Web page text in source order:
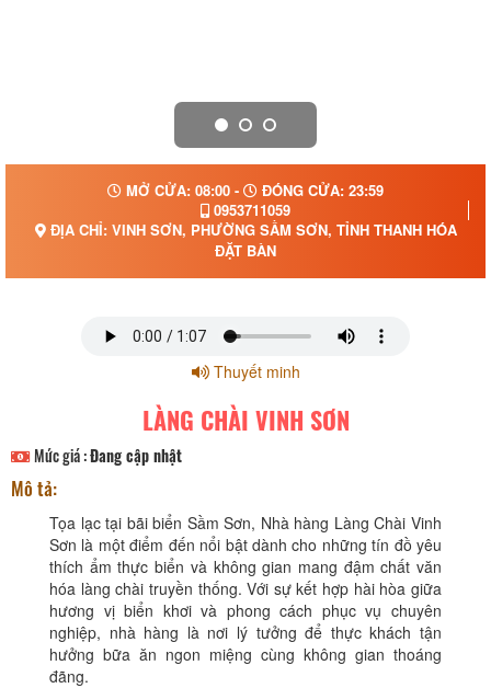
MỞ CỬA: 08:00 -
ĐÓNG CỬA: 23:59
0953711059
ĐỊA CHỈ: VINH SƠN, PHƯỜNG SẦM SƠN, TỈNH THANH HÓA
ĐẶT BÀN
Thuyết minh
LÀNG CHÀI VINH SƠN
Mức giá :Đang cập nhật
Mô tả:
Tọa lạc tại bãi biển Sầm Sơn, Nhà hàng Làng Chài Vinh
Sơn là một điểm đến nổi bật dành cho những tín đồ yêu
thích ẩm thực biển và không gian mang đậm chất văn
hóa làng chài truyền thống. Với sự kết hợp hài hòa giữa
hương vị biển khơi và phong cách phục vụ chuyên
nghiệp, nhà hàng là nơi lý tưởng để thực khách tận
hưởng bữa ăn ngon miệng cùng không gian thoáng
đãng.